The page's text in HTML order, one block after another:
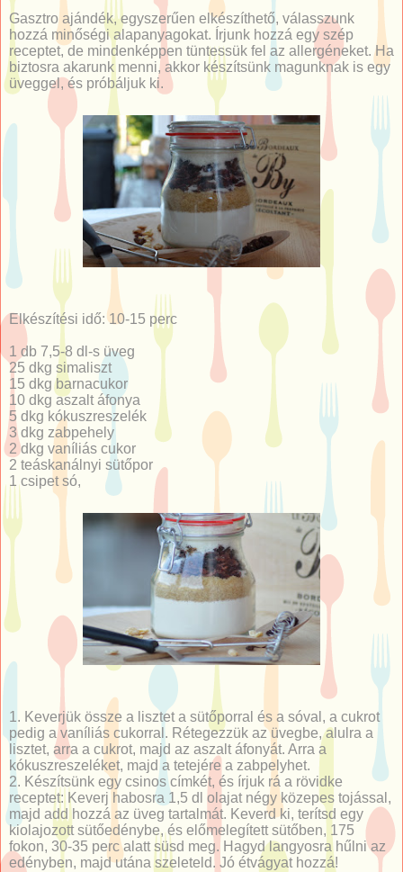
Gasztro ajándék, egyszerűen elkészíthető, válasszunk
hozzá minőségi alapanyagokat. Írjunk hozzá egy szép
receptet, de mindenképpen tüntessük fel az allergéneket. Ha
biztosra akarunk menni, akkor készítsünk magunknak is egy
üveggel, és próbáljuk ki.
Elkészítési idő: 10-15 perc
1 db 7,5-8 dl-s üveg
25 dkg simaliszt
15 dkg barnacukor
10 dkg aszalt áfonya
5 dkg kókuszreszelék
3 dkg zabpehely
2 dkg vaníliás cukor
2 teáskanálnyi sütőpor
1 csipet só,
1. Keverjük össze a lisztet a sütőporral és a sóval, a cukrot
pedig a vaníliás cukorral. Rétegezzük az üvegbe, alulra a
lisztet, arra a cukrot, majd az aszalt áfonyát. Arra a
kókuszreszeléket, majd a tetejére a zabpelyhet.
2. Készítsünk egy csinos címkét, és írjuk rá a rövidke
receptet: Keverj habosra 1,5 dl olajat négy közepes tojással,
majd add hozzá az üveg tartalmát. Keverd ki, terítsd egy
kiolajozott sütőedénybe, és előmelegített sütőben, 175
fokon, 30-35 perc alatt süsd meg. Hagyd langyosra hűlni az
edényben, majd utána szeleteld. Jó étvágyat hozzá!